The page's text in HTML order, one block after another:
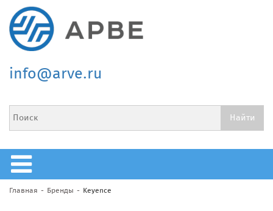
info@arve.ru
Главная Бренды Keyence